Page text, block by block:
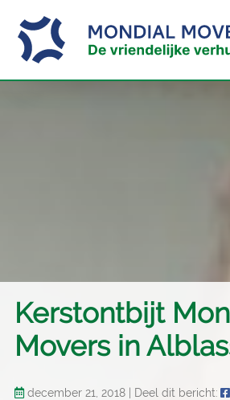
Kerstontbijt
Movers in
december 21, 2018 Deel dit bericht: